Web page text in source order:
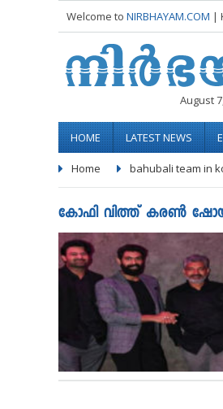
Welcome to NIRBHAYAM.COM |
August
HOME LATEST NEWS
Home bahubali team in
കോഫി വിത്ത് കരണ്‍